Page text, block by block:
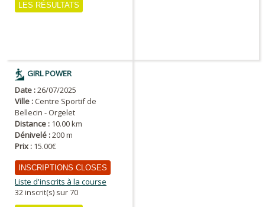
LES RÉSULTATS
GIRL POWER
Date :26/07/2025
Ville :Centre Sportif de
Bellecin - Orgelet
Distance : 10.00 km
Dénivelé :200 m
Prix : 15.00€
INSCRIPTIONS CLOSES
Liste d'inscrits à la course
32 inscrit(s) sur 70